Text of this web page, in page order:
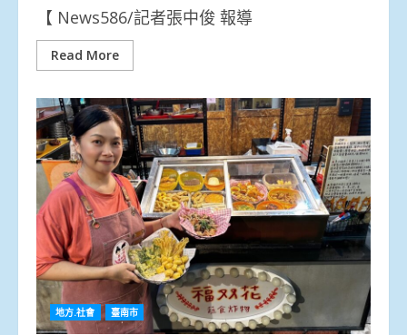
【 News586/記者張中俊 報導
Read More
地方.社會 臺南市